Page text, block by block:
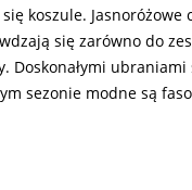
koszule. Jasnoróżowe
się zarówno do
Doskonałymi ubraniami
sezonie modne są